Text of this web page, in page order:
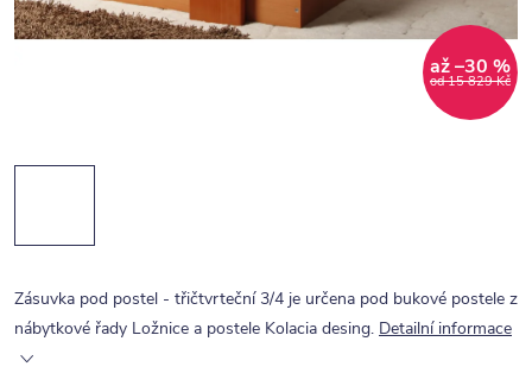
od 15 829 Kč
až –30 %
Zásuvka pod postel - třičtvrteční 3/4 je určena pod bukové postele z
nábytkové řady Ložnice a postele Kolacia desing. Detailní informace